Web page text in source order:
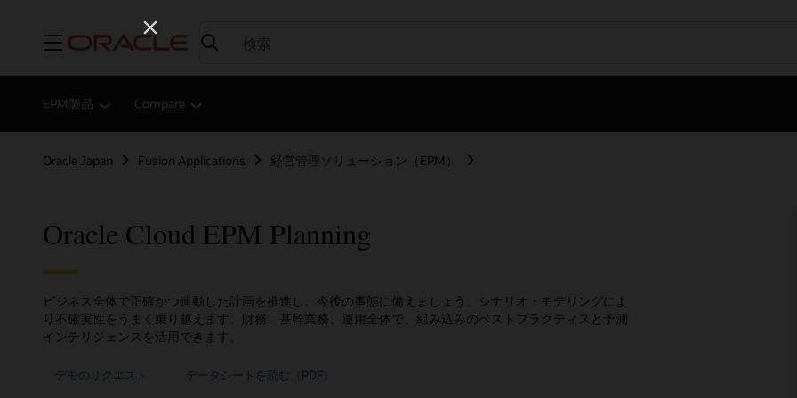
メニュー
EPM製品 Compare
Oracle Japan Fusion Applications 経営管理ソリューション（EPM）
Oracle Cloud EPM Planning
ビジネス全体で正確かつ連動した計画を推進し、今後の事態に備えましょう。シナリオ・モデリングによ
り不確実性をうまく乗り越えます。財務、基幹業務、運用全体で、組み込みのベストプラクティスと予測
インテリジェンスを活用できます。
デモのリクエスト データシートを読む（PDF）